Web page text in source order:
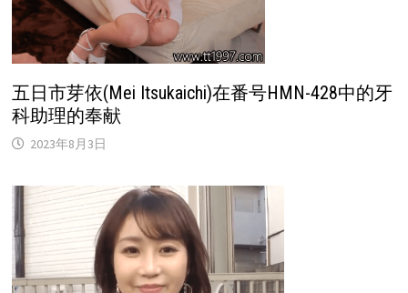
五日市芽依(Mei Itsukaichi)在番号HMN-428中的牙
科助理的奉献
2023年8月3日